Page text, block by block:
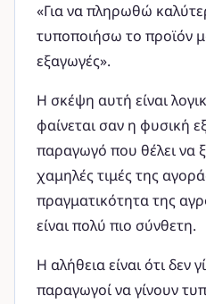
«Για να πληρωθώ
τυποποιήσω το προϊόν
εξαγωγές».
Η σκέψη αυτή είναι
φαίνεται σαν η φυσική
παραγωγό που θέλει να
χαμηλές τιμές της
πραγματικότητα της
είναι πολύ πιο σύνθετη.
Η αλήθεια είναι ότι δεν
παραγωγοί να γίνουν